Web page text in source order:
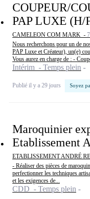
COUPEUR/
PAP LUXE (H/
CAMELEON COM MARK -
Nous recherchons pour un de
PAP Luxe et Créateur), un(e)
Vous aurez en charge de : -
Intérim - Temps plein
Publié il y a 29 jours Soyez
Maroquinier
Etablissement
ETABLISSEMENT ANDRÉ
- Réaliser des pièces de
perfectionner les techniques
et les exigences de...
CDD - Temps plein